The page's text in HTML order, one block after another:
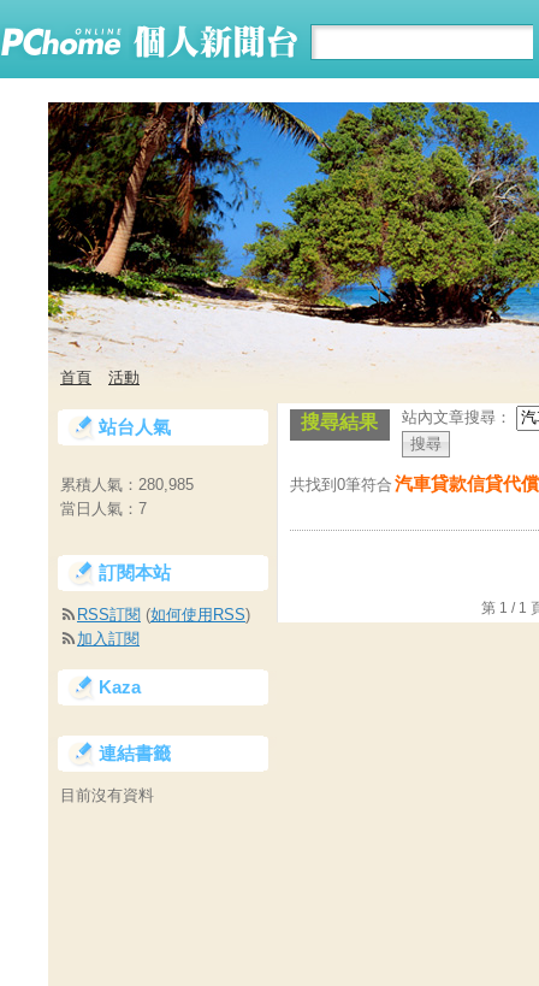
首頁 活動
搜尋結果 站內文章搜尋：
共找到0筆符合 汽車貸款信貸代償
第 1 /
站台人氣
累積人氣： 280,985
當日人氣： 7
訂閱本站
RSS訂閱 (如何使用RSS)
加入訂閱
Kaza
連結書籤
目前沒有資料